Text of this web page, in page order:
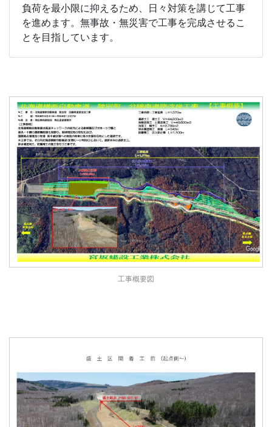
負荷を最小限に抑えるため、日々対策を講じて工事
を進めます。無事故・無災害で工事を完成させるこ
とを目指しています。
工事概要図